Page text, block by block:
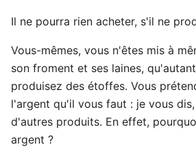
Il ne pourra rien acheter, s'il ne
Vous-mêmes, vous n'êtes mis à
son froment et ses laines,
produisez des étoffes. Vous
l'argent qu'il vous faut : je vous
d'autres produits. En effet,
argent ?